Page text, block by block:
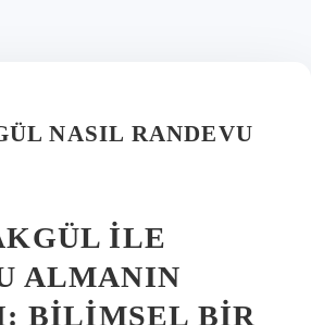
NASIL RANDEVU
ILE
ALMANIN
BILIMSEL BIR